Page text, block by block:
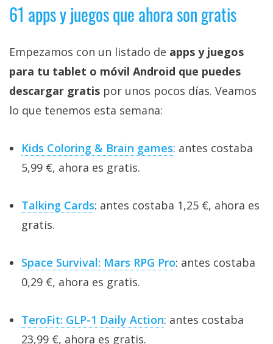
61 apps y juegos que ahora son gratis
Empezamos con un listado de apps y juegos
para tu tablet o móvil Android que puedes
descargar gratis por unos pocos días. Veamos
lo que tenemos esta semana:
Kids Coloring & Brain games: antes costaba
5,99 €, ahora es gratis.
Talking Cards: antes costaba 1,25 €, ahora es
gratis.
Space Survival: Mars RPG Pro: antes costaba
0,29 €, ahora es gratis.
TeroFit: GLP-1 Daily Action: antes costaba
23,99 €, ahora es gratis.